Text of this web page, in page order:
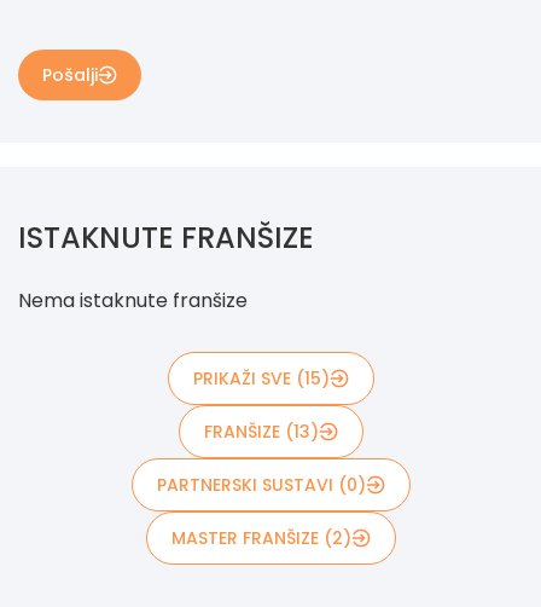
Pošalji
ISTAKNUTE FRANŠIZE
Nema istaknute franšize
PRIKAŽI SVE (15)
FRANŠIZE (13)
PARTNERSKI SUSTAVI (0)
MASTER FRANŠIZE (2)